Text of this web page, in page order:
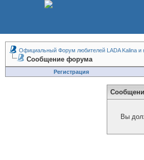
Официальный Форум любителей LADA Kalina и
Сообщение форума
Регистрация
Вы